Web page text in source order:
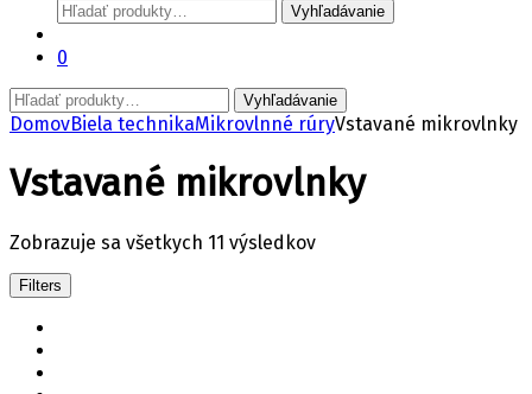
Hľadať:
Vyhľadávanie
0
Hľadať:
Vyhľadávanie
DomovBiela technikaMikrovlnné rúryVstavané mikrovlnky
Vstavané mikrovlnky
Zobrazuje sa všetkych 11 výsledkov
Filters